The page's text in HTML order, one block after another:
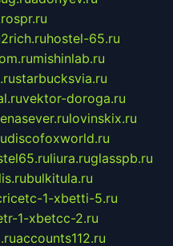
2rich.ruhostel-65.ru
mishinlab.ru
starbucksvia.ru
vektor-doroga.ru
lovinskix.ru
discofoxworld.ru
liura.ruglasspb.ru
bulkitula.ru
1-xbetti-5.ru
1-xbetcc-2.ru
accounts112.ru